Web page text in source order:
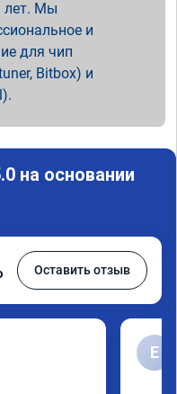
лет. Мы
и
для чип
Bitbox) и
на основании
Оставить отзыв
Е